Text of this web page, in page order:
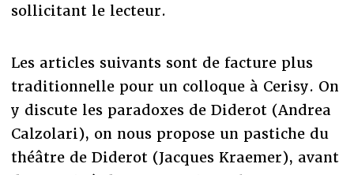
sollicitant le lecteur.
Les articles suivants sont de facture plus
traditionnelle pour un colloque à Cerisy. On
y discute les paradoxes de Diderot (Andrea
Calzolari), on nous propose un pastiche du
théâtre de Diderot (Jacques Kraemer), avant